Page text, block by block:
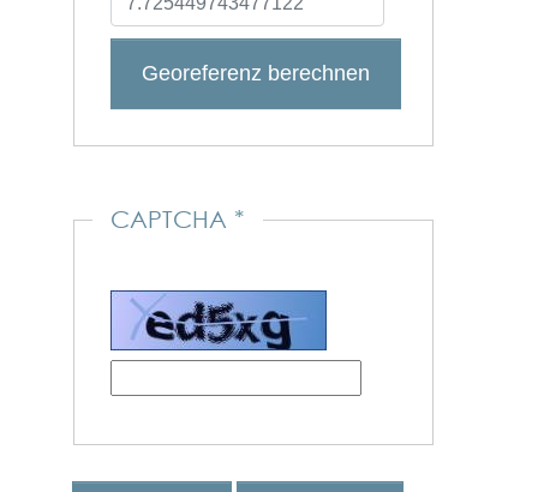
Georeferenz berechnen
CAPTCHA *